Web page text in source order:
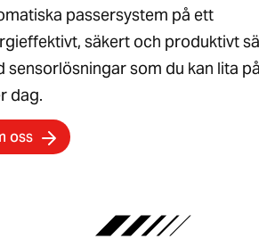
passersystem på ett
säkert och produktivt
sensorlösningar som du kan lita
dag.
oss